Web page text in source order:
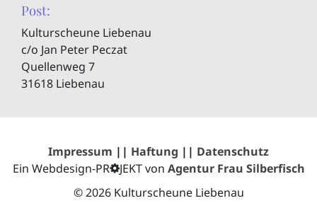
Post:
Kulturscheune Liebenau
c/o Jan Peter Peczat
Quellenweg 7
31618 Liebenau
Impressum || Haftung || Datenschutz
Ein Webdesign-PR
JEKT von Agentur Frau Silberfisch
© 2026 Kulturscheune Liebenau